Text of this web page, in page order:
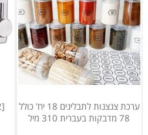
ערכת צנצנות לתבלינים 18 יח' כולל
78 מדבקות בעברית 310 מיל